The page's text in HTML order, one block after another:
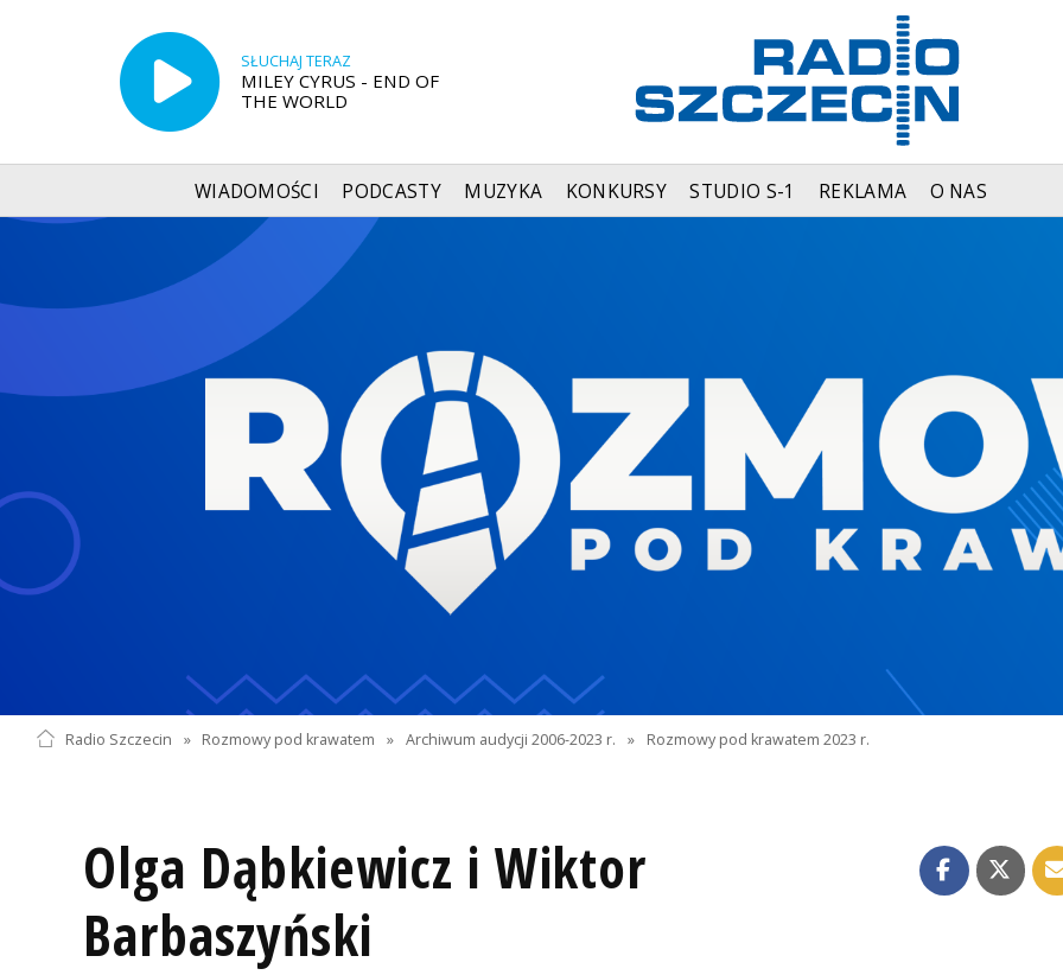
SŁUCHAJ TERAZ
MILEY CYRUS - END OF
THE WORLD
WIADOMOŚCI PODCASTY MUZYKA KONKURSY STUDIO S-1 REKLAMA O NAS
Radio Szczecin » Rozmowy pod krawatem » Archiwum audycji 2006-2023 r. » Rozmowy pod krawatem 2023 r.
Olga Dąbkiewicz i Wiktor
Barbaszyński